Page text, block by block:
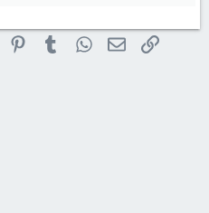
MS
Reddit Pinterest
TumblrWhatsApp
EmailLink